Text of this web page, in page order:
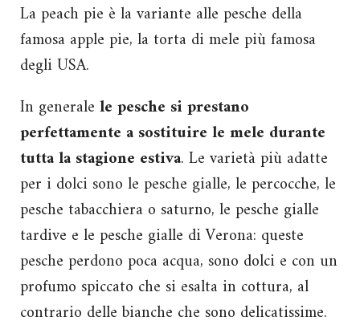
La peach pie è la variante alle pesche della
famosa apple pie, la torta di mele più famosa
degli USA.
In generale le pesche si prestano
perfettamente a sostituire le mele durante
tutta la stagione estiva. Le varietà più adatte
per i dolci sono le pesche gialle, le percocche, le
pesche tabacchiera o saturno, le pesche gialle
tardive e le pesche gialle di Verona: queste
pesche perdono poca acqua, sono dolci e con un
profumo spiccato che si esalta in cottura, al
contrario delle bianche che sono delicatissime.